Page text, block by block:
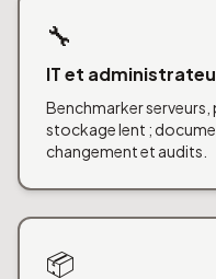
🔧
IT et
Benchmarker serveurs,
stockage lent ;
changement et audits.
📦